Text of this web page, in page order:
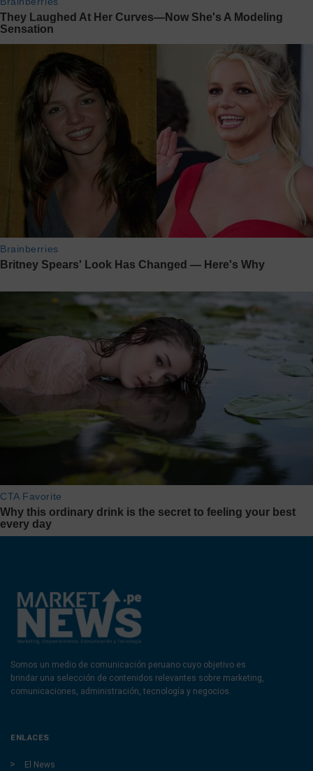
Somos un medio de comunicación peruano cuyo objetivo es
brindar una selección de contenidos relevantes sobre marketing,
comunicaciones, administración, tecnología y negocios.
ENLACES
El News